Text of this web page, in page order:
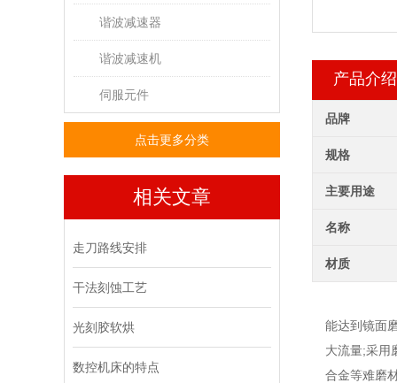
谐波减速器
谐波减速机
伺服元件
点击更多分类
相关文章
走刀路线安排
干法刻蚀工艺
光刻胶软烘
数控机床的特点
产品介绍
品牌
规格
主要用途
名称
材质
能达到镜面
大流量;采用
合金等难磨